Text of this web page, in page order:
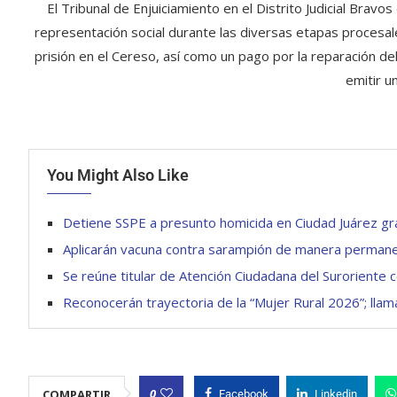
El Tribunal de Enjuiciamiento en el Distrito Judicial
representación social durante las diversas etapas
prisión en el Cereso, así como un pago por la reparación
emitir
You Might Also Like
Detiene SSPE a presunto homicida en Ciudad Juárez
Aplicarán vacuna contra sarampión de manera
Se reúne titular de Atención Ciudadana del
Reconocerán trayectoria de la “Mujer Rural 2026”;
0 Facebook Linkedin